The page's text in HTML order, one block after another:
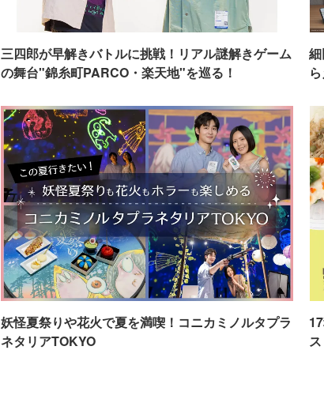
三四郎が早解きバトルに挑戦！リアル謎解きゲーム
の舞台"錦糸町PARCO・楽天地"を巡る！
妖怪夏祭りや花火で夏を満喫！コニカミノルタプラ
ネタリアTOKYO